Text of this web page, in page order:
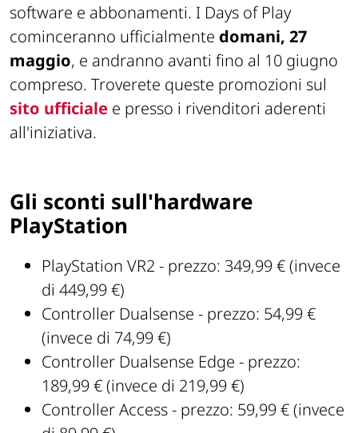
software e abbonamenti. I Days of Play
cominceranno ufficialmente domani, 27
maggio, e andranno avanti fino al 10 giugno
compreso. Troverete queste promozioni sul
sito ufficiale e presso i rivenditori aderenti
all'iniziativa.
Gli sconti sull'hardware
PlayStation
PlayStation VR2 - prezzo: 349,99 € (invece
di 449,99 €)
Controller Dualsense - prezzo: 54,99 €
(invece di 74,99 €)
Controller Dualsense Edge - prezzo:
189,99 € (invece di 219,99 €)
Controller Access - prezzo: 59,99 € (invece